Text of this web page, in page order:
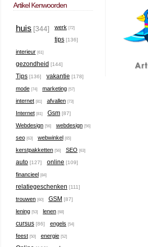
Artikel Kenwoorden
huis [344] werk [72]
tips [136]
interieur [61]
gezondheid [144]
Tips [136] vakantie [178]
mode [74] marketing [57]
internet [81] afvallen [73]
Internet [81] Gsm [87]
Webdesign [56] webdesign [56]
seo [63] webwinkel [65]
kerstpakketten [56] SEO [63]
auto [127] online [109]
financieel [84]
relatiegeschenken [111]
trouwen [60] GSM [87]
lening [53] lenen [68]
cursus [86] engels [54]
feest [50] energie [52]